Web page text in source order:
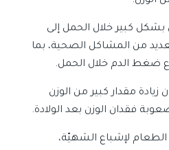
بشكل كبير خلال الحمل إلى
من المشاكل الصحية، بما
ضغط الدم خلال الحمل.
مقدار كبير من الوزن
فقدان الوزن بعد الولادة.
الطعام لإشباع الشهيّة،